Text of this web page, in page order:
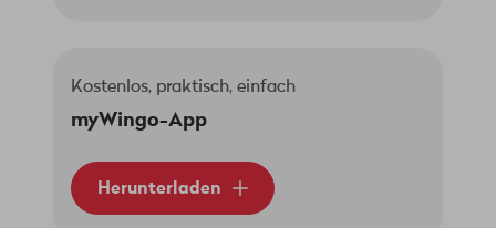
Kostenlos, praktisch, einfach
myWingo-App
Herunterladen